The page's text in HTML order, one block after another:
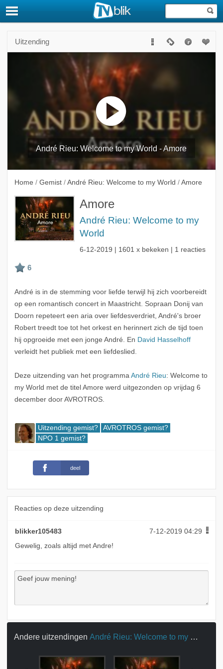
Uitzending
André Rieu: Welcome to my World - Amore
Home / Gemist / André Rieu: Welcome to my World / Amore
Amore
André Rieu: Welcome to my
World
6-12-2019 | 1601 x bekeken | 1 reacties
André is in de stemming voor liefde terwijl hij zich voorbereidt
op een romantisch concert in Maastricht. Sopraan Donij van
Doorn repeteert een aria over liefdesverdriet, André's broer
Robert treedt toe tot het orkest en herinnert zich de tijd toen
hij opgroeide met een jonge André. En David Hasselhoff
verleidt het publiek met een liefdeslied.
Deze uitzending van het programma André Rieu: Welcome to
my World met de titel Amore werd uitgezonden op vrijdag 6
december door AVROTROS.
Uitzending gemist?
AVROTROS gemist?
NPO 1 gemist?
deel
Reacties op deze uitzending
blikker105483
7-12-2019 04:29
Gewelig, zoals altijd met Andre!
Andere uitzendingen André Rieu: Welcome to my World